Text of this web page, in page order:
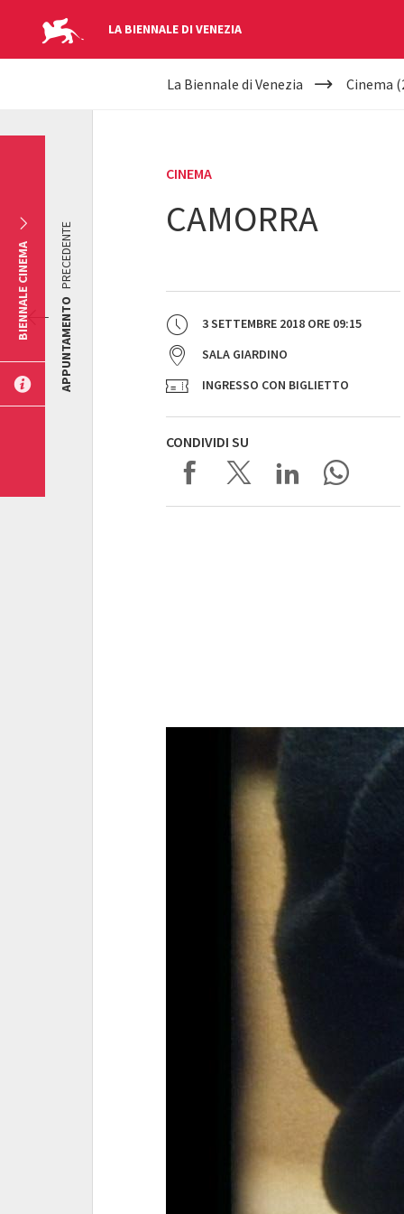
LA BIENNALE DI VENEZIA
YOUR
La Biennale di Venezia Cinema
CINEMA
CAMORRA
3 SETTEMBRE 2018 ORE 09:15
SALA GIARDINO
INGRESSO CON BIGLIETTO
CONDIVIDI SU
APPUNTAMENTO
PRECEDENTE
BIENNALE CINEMA